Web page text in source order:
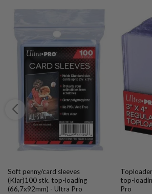
Soft penny/card sleeves
(Klar)100 stk. top-loading
(66,7x92mm) - Ultra Pro
top-
Pro